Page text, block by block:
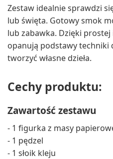
Zestaw idealnie sprawdzi
lub święta. Gotowy smok
lub zabawka. Dzięki
opanują podstawy techniki
tworzyć własne dzieła.
Cechy produktu:
Zawartość zestawu
- 1 figurka z masy
- 1 pędzel
- 1 słoik kleju